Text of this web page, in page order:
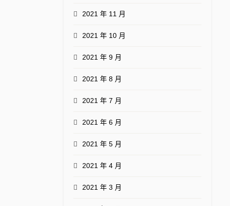
2021 年 11 月
2021 年 10 月
2021 年 9 月
2021 年 8 月
2021 年 7 月
2021 年 6 月
2021 年 5 月
2021 年 4 月
2021 年 3 月